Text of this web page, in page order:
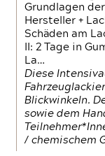
Grundlagen
Hersteller +
Schäden am
II: 2 Tage in
La…
Diese
Blickwinkeln.
sowie dem
/ chemischem